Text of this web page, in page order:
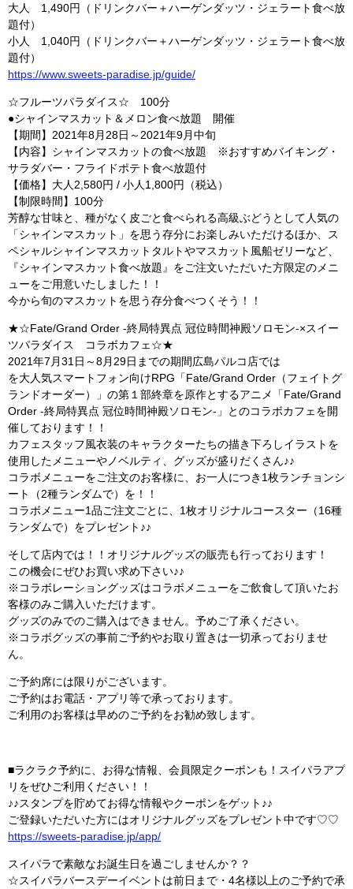
大人 1,490円（ドリンクバー＋ハーゲンダッツ・ジェラート食べ放
題付）
小人 1,040円（ドリンクバー＋ハーゲンダッツ・ジェラート食べ放
題付）
https://www.sweets-paradise.jp/guide/
☆フルーツパラダイス☆ 100分
●シャインマスカット＆メロン食べ放題 開催
【期間】2021年8月28日～2021年9月中旬
【内容】シャインマスカットの食べ放題 ※おすすめバイキング・
サラダバー・フライドポテト食べ放題付
【価格】大人2,580円 / 小人1,800円（税込）
【制限時間】100分
芳醇な甘味と、種がなく皮ごと食べられる高級ぶどうとして人気の
「シャインマスカット」を思う存分にお楽しみいただけるほか、ス
ペシャルシャインマスカットタルトやマスカット風船ゼリーなど、
『シャインマスカット食べ放題』をご注文いただいた方限定のメニ
ューをご用意いたしました！！
今から旬のマスカットを思う存分食べつくそう！！
★☆Fate/Grand Order -終局特異点 冠位時間神殿ソロモン-×スイー
ツパラダイス コラボカフェ☆★
2021年7月31日～8月29日までの期間広島パルコ店では
を大人気スマートフォン向けRPG「Fate/Grand Order（フェイトグ
ランドオーダー）」の第１部終章を原作とするアニメ「Fate/Grand
Order -終局特異点 冠位時間神殿ソロモン-」とのコラボカフェを開
催しております！！
カフェスタッフ風衣装のキャラクターたちの描き下ろしイラストを
使用したメニューやノベルティ、グッズが盛りだくさん♪♪
コラボメニューをご注文のお客様に、お一人につき1枚ランチョンシ
ート（2種ランダムで）を！！
コラボメニュー1品ご注文ごとに、1枚オリジナルコースター（16種
ランダムで）をプレゼント♪♪
そして店内では！！オリジナルグッズの販売も行っております！
この機会にぜひお買い求め下さい♪♪
※コラボレーショングッズはコラボメニューをご飲食して頂いたお
客様のみご購入いただけます。
グッズのみでのご購入はできません。予めご了承ください。
※コラボグッズの事前ご予約やお取り置きは一切承っておりませ
ん。
ご予約席には限りがございます。
ご予約はお電話・アプリ等で承っております。
ご利用のお客様は早めのご予約をお勧め致します。
■ラクラク予約に、お得な情報、会員限定クーポンも！スイパラアプ
リをぜひご利用ください！！
♪♪スタンプを貯めてお得な情報やクーポンをゲット♪♪
ご登録いただいた方にはオリジナルグッズをプレゼント中です♡♡
https://sweets-paradise.jp/app/
スイパラで素敵なお誕生日を過ごしませんか？？
☆スイパラバースデーイベントは前日まで・4名様以上のご予約で承